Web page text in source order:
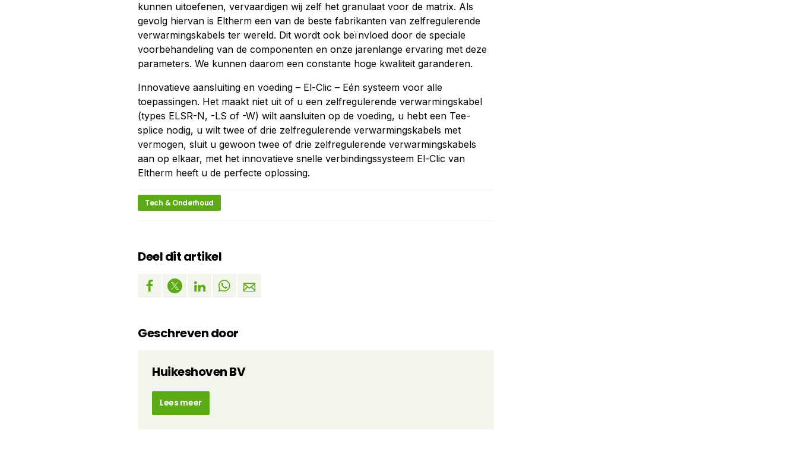
kunnen uitoefenen, vervaardigen wij zelf het granulaat voor de matrix. Als
gevolg hiervan is Eltherm een ​​van de beste fabrikanten van zelfregulerende
verwarmingskabels ter wereld. Dit wordt ook beïnvloed door de speciale
voorbehandeling van de componenten en onze jarenlange ervaring met deze
parameters. We kunnen daarom een ​​constante hoge kwaliteit garanderen.
Innovatieve aansluiting en voeding – El-Clic – Eén systeem voor alle
toepassingen. Het maakt niet uit of u een zelfregulerende verwarmingskabel
(types ELSR-N, -LS of -W) wilt aansluiten op de voeding, u hebt een Tee-
splice nodig, u wilt twee of drie zelfregulerende verwarmingskabels met
vermogen, sluit u gewoon twee of drie zelfregulerende verwarmingskabels
aan op elkaar, met het innovatieve snelle verbindingssysteem El-Clic van
Eltherm heeft u de perfecte oplossing.
Tech & Onderhoud
Deel dit artikel
Geschreven door
Huikeshoven BV
Lees meer